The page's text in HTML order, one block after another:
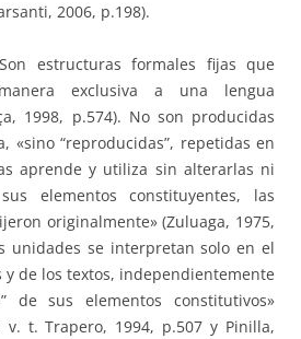
2006, p.198).
estructuras formales fijas que
exclusiva a una lengua
1998, p.574). No son producidas
«sino “reproducidas”, repetidas en
aprende y utiliza sin alterarlas ni
elementos constituyentes, las
originalmente» (Zuluaga, 1975,
unidades se interpretan solo en el
y de los textos, independientemente
de sus elementos constitutivos»
v. t. Trapero, 1994, p.507 y Pinilla,